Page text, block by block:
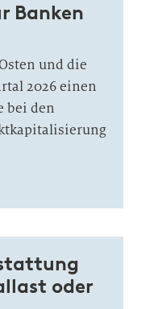
Banken
und die
2026 einen
bei den
oder